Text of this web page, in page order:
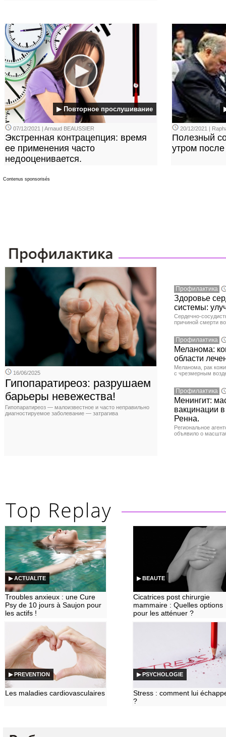
▶ Повторное прослушивание
07/12/2021 | Arnaud BEAUSSIER
Экстренная контрацепция: время
ее применения часто
недооценивается.
20/12/2021 |
Полезный
утром
Contenus sponsorisés
16/06/2025
Гипопаратиреоз: разрушаем
барьеры невежества!
Гипопаратиреоз — малоизвестное и часто неправильно
диагностируемое заболевание — затрагива
Профилактика
Здоровье
системы:
Сердечно-
причиной смерти
Профилактика
Меланома:
области
Меланома, рак
с чрезмерным
Профилактика
Менингит:
вакцинации
Ренна.
Региональное
объявило о
▶ ACTUALITE
Troubles anxieux : une Cure
Psy de 10 jours à Saujon pour
les actifs !
▶ BEAUTE
Cicatrices post chirurgie
mammaire : Quelles options
pour les atténuer ?
▶ PREVENTION
Les maladies cardiovasculaires
▶ PSYCHOLOGIE
Stress : comment lui
?